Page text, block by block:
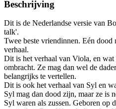
Beschrijving
Dit is de Nederlandse versie van
talk'.
Twee beste vriendinnen. Eén dood
verhaal.
Dit is het verhaal van Viola, en
ombracht. Ze mag dan wel de
belangrijks te vertellen.
Dit is ook het verhaal van Syl en
Syl mag dan dood zijn, maar ze is
Syl waren als zussen. Geboren op